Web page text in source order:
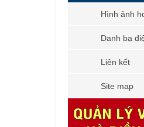
Hình ảnh hoạt
Danh bạ điện
Liên kết
Site map